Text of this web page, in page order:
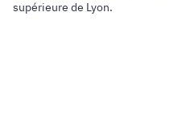
supérieure de Lyon.